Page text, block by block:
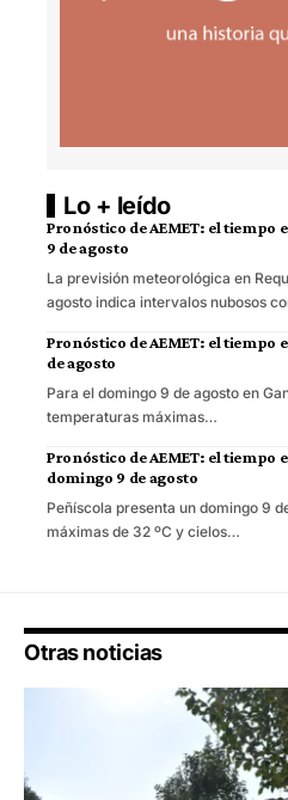
Lo + leído
Pronóstico de AEMET: el tiempo
9 de agosto
La previsión meteorológica en
agosto indica intervalos nubosos
Pronóstico de AEMET: el tiempo
de agosto
Para el domingo 9 de agosto en
temperaturas máximas…
Pronóstico de AEMET: el tiempo
domingo 9 de agosto
Peñíscola presenta un domingo 9
máximas de 32 ºC y cielos…
Otras noticias